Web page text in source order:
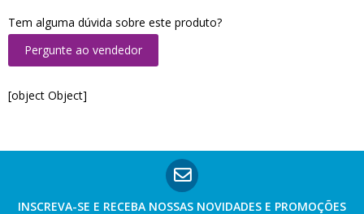
Tem alguma dúvida sobre este produto?
Pergunte ao vendedor
[object Object]
INSCREVA-SE E RECEBA NOSSAS NOVIDADES E PROMOÇÕES